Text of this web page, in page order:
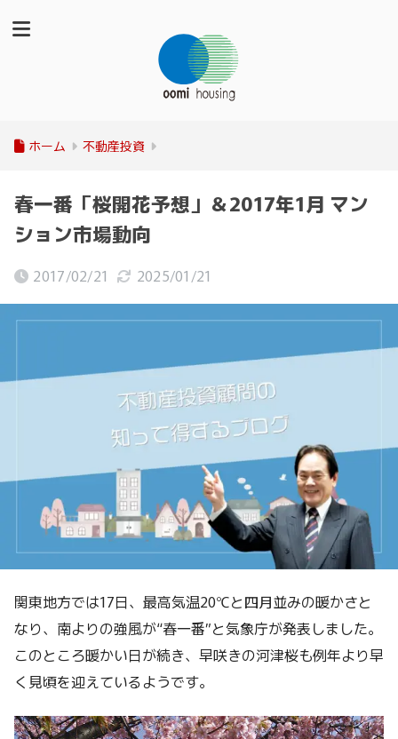
ホーム 不動産投資
春一番「桜開花予想」＆2017年1月 マン
ション市場動向
2017/02/21 2025/01/21
関東地方では17日、最高気温20℃と四月並みの暖かさと
なり、南よりの強風が“春一番”と気象庁が発表しました。
このところ暖かい日が続き、早咲きの河津桜も例年より早
く見頃を迎えているようです。